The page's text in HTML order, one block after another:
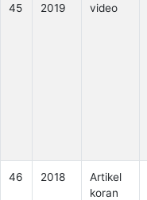
45 2019 video
46 2018
Artikel
koran